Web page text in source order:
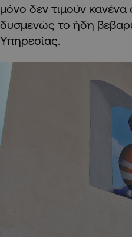
μόνο δεν τιμούν κανένα
δυσμενώς το ήδη
Υπηρεσίας.